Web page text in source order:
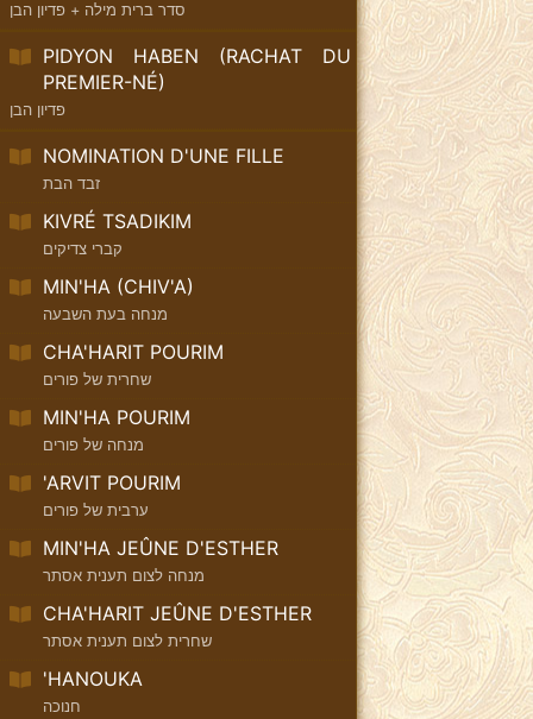
סדר ברית מילה + פדיון הבן
PIDYON HABEN (RACHAT DU
PREMIER-NÉ)
פדיון הבן
NOMINATION D'UNE FILLE
זבד הבת
KIVRÉ TSADIKIM
קברי צדיקים
MIN'HA (CHIV'A)
מנחה בעת השבעה
CHA'HARIT POURIM
שחרית של פורים
MIN'HA POURIM
מנחה של פורים
'ARVIT POURIM
ערבית של פורים
MIN'HA JEÛNE D'ESTHER
מנחה לצום תענית אסתר
CHA'HARIT JEÛNE D'ESTHER
שחרית לצום תענית אסתר
'HANOUKA
חנוכה